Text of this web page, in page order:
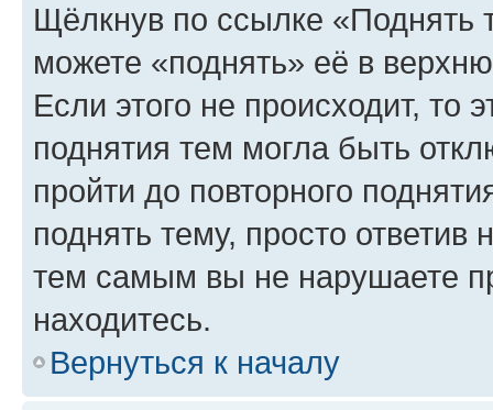
Щёлкнув по ссылке «Поднять
можете «поднять» её в
Если этого не происходит, то
поднятия тем могла быть
пройти до повторного
поднять тему, просто ответив
тем самым вы не нарушаете
находитесь.
Вернуться к началу